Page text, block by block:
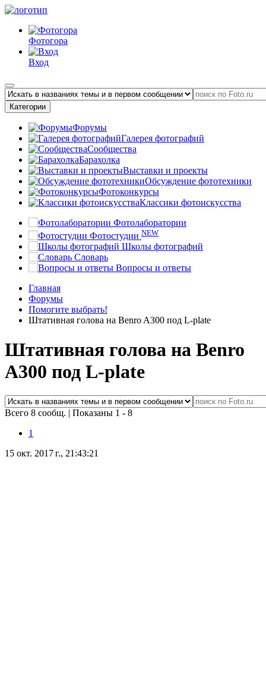
Фотогора
Вход
Категории
Форумы
Галерея фотографий
Сообщества
Барахолка
Выставки и проекты
Обсуждение фототехники
Фотоконкурсы
Классики фотоискусства
Фотолаборатории
Фотостудии NEW
Школы фотографий
Словарь
Вопросы и ответы
Главная
Форумы
Помогите выбрать!
Штативная голова на Benro A300 под L-plate
Штативная голова на Benro
A300 под L-plate
Всего 8 сообщ. | Показаны 1 - 8
1
15 окт. 2017 г., 21:43:21